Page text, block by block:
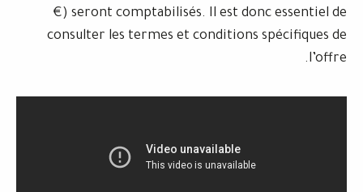
€) seront comptabilisés. Il est
consulter les termes et conditions